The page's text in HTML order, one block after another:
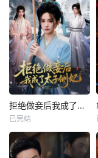
拒绝做妾后我成了太子侧妃
已完结